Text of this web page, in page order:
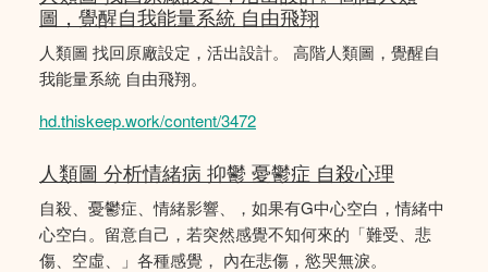
圖，覺醒自我能量系統 自由飛翔
人類圖 找回原廠設定，活出設計。 高階人類圖，覺醒自
我能量系統 自由飛翔。
hd.thiskeep.work/content/3472
人類圖 分析情緒病 抑鬱 憂鬱症 自殺心理
自殺、憂鬱症、情緒影響、，如果有G中心空白，情緒中
心空白。留意自己，若突然感覺不知何來的「難受、悲
傷、空虛、」各種感覺， 內在悲傷，慾哭無淚。